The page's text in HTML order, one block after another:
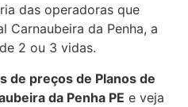
das operadoras que
Carnaubeira da Penha, a
2 ou 3 vidas.
de preços de Planos de
da Penha PE e veja